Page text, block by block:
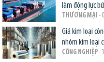
làm động lực
THƯƠNG MẠI -
Giá kim loại
nhóm kim loại
CÔNG NGHIỆP-